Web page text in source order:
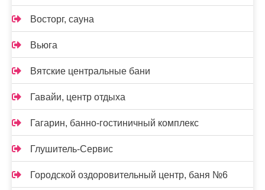
Восторг, сауна
Вьюга
Вятские центральные бани
Гавайи, центр отдыха
Гагарин, банно-гостиничный комплекс
Глушитель-Сервис
Городской оздоровительный центр, баня №6